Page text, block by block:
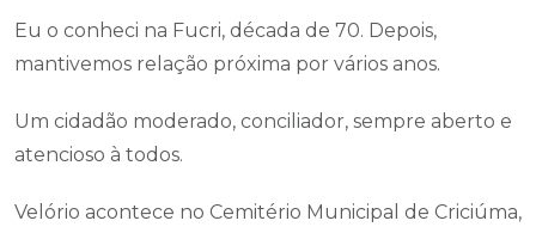
Eu o conheci na Fucri, década de 70. Depois,
mantivemos relação próxima por vários anos.
Um cidadão moderado, conciliador, sempre aberto e
atencioso à todos.
Velório acontece no Cemitério Municipal de Criciúma,